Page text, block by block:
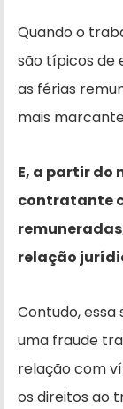
Quando o
são típicos de
as férias
mais
E, a partir do
contratante
relação
Contudo, essa
uma fraude
relação com
os direitos ao